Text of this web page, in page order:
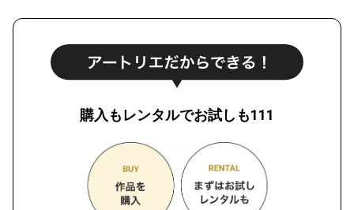
購入もレンタルでお試しも111